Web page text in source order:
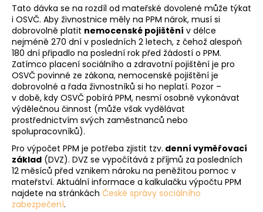
Tato dávka se na rozdíl od mateřské dovolené může týkat
i OSVČ. Aby živnostnice měly na PPM nárok, musí si
dobrovolně platit nemocenské pojištění v délce
nejméně 270 dní v posledních 2 letech, z čehož alespoň
180 dní připadlo na poslední rok před žádostí o PPM.
Zatímco placení sociálního a zdravotní pojištění je pro
OSVČ povinné ze zákona, nemocenské pojištění je
dobrovolné a řada živnostníků si ho neplatí. Pozor –
v době, kdy OSVČ pobírá PPM, nesmí osobně vykonávat
výdělečnou činnost (může však vydělávat
prostřednictvím svých zaměstnanců nebo
spolupracovníků).
Pro výpočet PPM je potřeba zjistit tzv. denní vyměřovací
základ (DVZ). DVZ se vypočítává z příjmů za posledních
12 měsíců před vznikem nároku na peněžitou pomoc v
mateřství. Aktuální informace a kalkulačku výpočtu PPM
najdete na stránkách České správy sociálního
zabezpečení.